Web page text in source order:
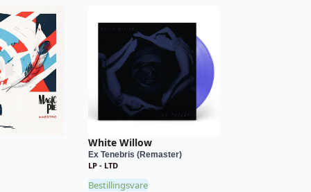
White Willow
Ex Tenebris (Remaster)
LP - LTD
Bestillingsvare